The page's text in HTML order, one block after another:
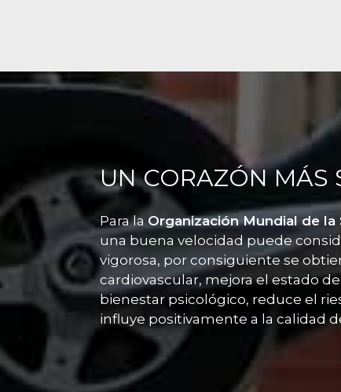
UN CORAZÓN MÁS
Para la Organización Mundial de la
una buena velocidad puede
vigorosa, por consiguiente se
cardiovascular, mejora el estado
bienestar psicológico, reduce el
influye positivamente a la calidad